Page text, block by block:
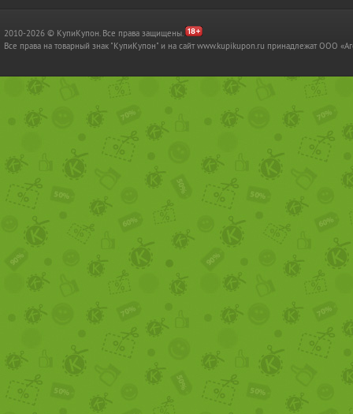
2010-2026 © КупиКупон. Все права защищены.
Все права на товарный знак "КупиКупон" и на сайт www.kupikupon.ru принадлежат OOO